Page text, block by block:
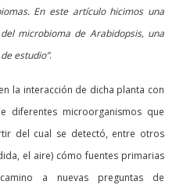
En este artículo hicimos una
microbioma de Arabidopsis, una
estudio”.
la interacción de dicha planta con
diferentes microorganismos que
del cual se detectó, entre otros
el aire) cómo fuentes primarias
a nuevas preguntas de